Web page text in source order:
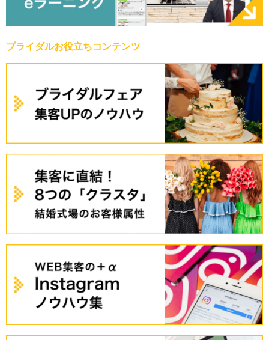
ブライダルお役立ちコンテンツ